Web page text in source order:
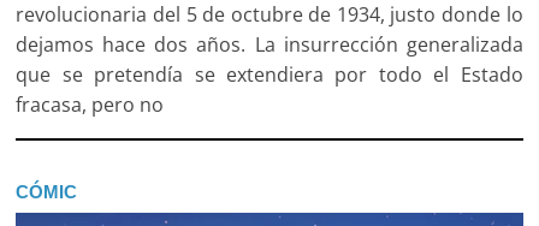
revolucionaria del 5 de octubre de 1934, justo donde lo
dejamos hace dos años. La insurrección generalizada
que se pretendía se extendiera por todo el Estado
fracasa, pero no
CÓMIC